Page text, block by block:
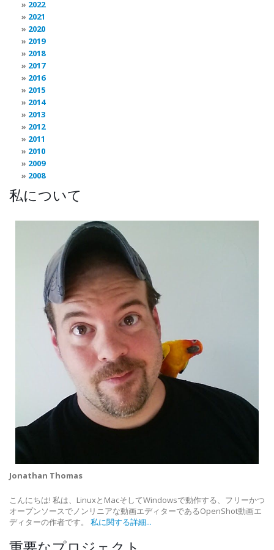
2022
2021
2020
2019
2018
2017
2016
2015
2014
2013
2012
2011
2010
2009
2008
私について
Jonathan Thomas
こんにちは! 私は、LinuxとMacそしてWindowsで動作する、フリーかつ
オープンソースでノンリニアな動画エディターであるOpenShot動画エ
ディターの作者です。 私に関する詳細...